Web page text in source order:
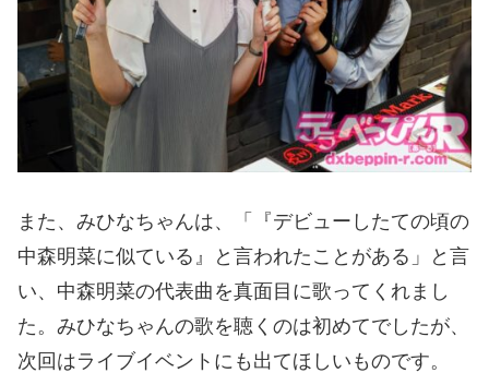
また、みひなちゃんは、「『デビューしたての頃の
中森明菜に似ている』と言われたことがある」と言
い、中森明菜の代表曲を真面目に歌ってくれまし
た。みひなちゃんの歌を聴くのは初めてでしたが、
次回はライブイベントにも出てほしいものです。